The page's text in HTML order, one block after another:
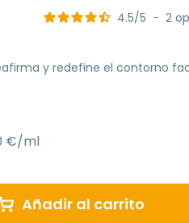
4.5/5 - 2
y redefine el contorno
€/ml
Añadir al carrito